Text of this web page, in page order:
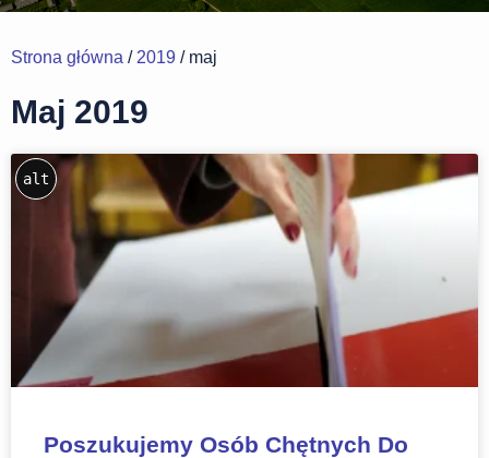
Strona główna / 2019 / maj
Maj 2019
alt
Poszukujemy Osób Chętnych Do